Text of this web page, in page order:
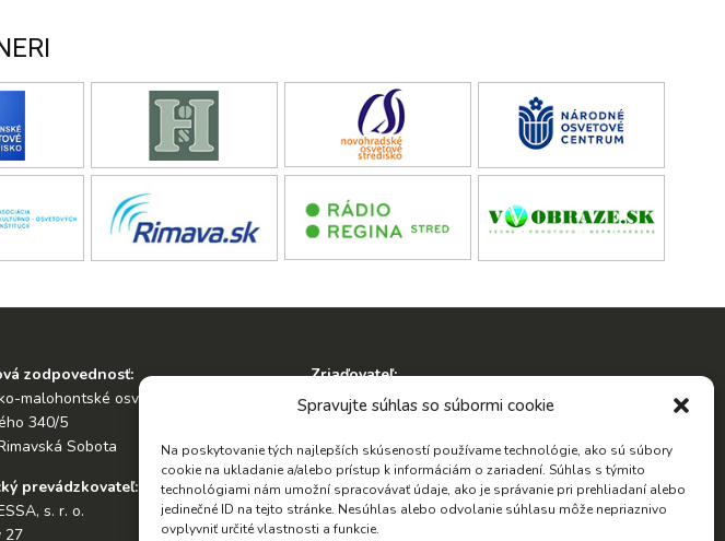
Spravujte súhlas so súbormi cookie
Na poskytovanie tých najlepších skúseností používame technológie, ako sú súbory
cookie na ukladanie a/alebo prístup k informáciám o zariadení. Súhlas s týmito
technológiami nám umožní spracovávať údaje, ako je správanie pri prehliadaní alebo
jedinečné ID na tejto stránke. Nesúhlas alebo odvolanie súhlasu môže nepriaznivo
ovplyvniť určité vlastnosti a funkcie.
zodpovednosť:
malohontské osvetové stredisko
340/5
Sobota
prevádzkovateľ:
s. r. o.
27
Zriaďovateľ:
Hľadať: